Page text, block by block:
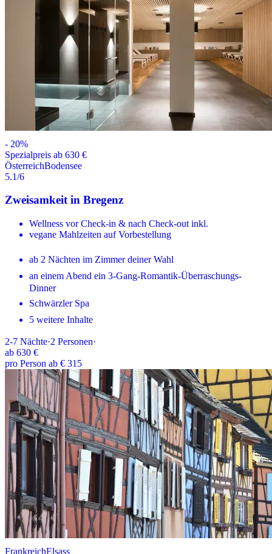
- 20%
Spezialpreis ab 630 €
ÖsterreichBodensee
5.1/6
Zweisamkeit in Bregenz
Wellness vor Check-in & nach Check-out inkl.
vegane Mahlzeiten auf Vorbestellung
ab 2 Nächten im Zimmer deiner Wahl
an einem Abend ein 3-Gang-Romantik-Überraschungs-
Dinner
Schwärzler Spa
5 weitere Inhalte
2-7 Nächte·2 Personen·
ab 630 €
pro Person ab € 315
FrankreichElsass